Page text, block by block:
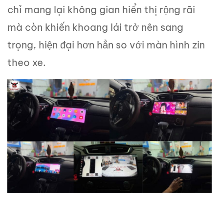
chỉ mang lại không gian hiển thị rộng rãi
mà còn khiến khoang lái trở nên sang
trọng, hiện đại hơn hẳn so với màn hình zin
theo xe.